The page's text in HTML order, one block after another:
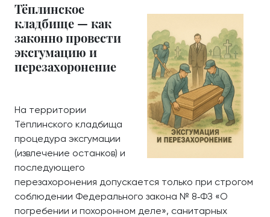
Тёплинское
кладбище — как
законно провести
эксгумацию и
перезахоронение
На территории
Тёплинского кладбища
процедура эксгумации
(извлечение останков) и
последующего
перезахоронения допускается только при строгом
соблюдении Федерального закона № 8‑ФЗ «О
погребении и похоронном деле», санитарных